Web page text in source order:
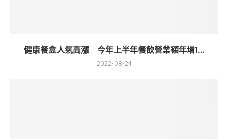
健康餐盒人氣高漲 今年上半年餐飲營業額年增1...
2022-08-24